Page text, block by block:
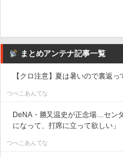
まとめアンテナ記事一覧
【クロ注意】夏は暑いので裏返っ
つべこあんてな
DeNA・勝又温史が正念場…セン
になって、打席に立って欲しい」
つべこあんてな